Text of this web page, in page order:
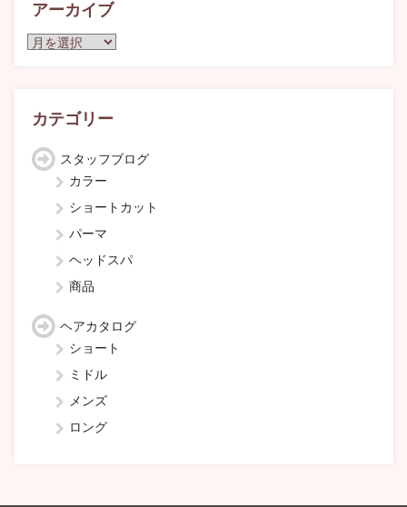
アーカイブ
ア
ブ
カテゴリー
スタッフブログ
カラー
ショートカット
パーマ
ヘッドスパ
商品
ヘアカタログ
ショート
ミドル
メンズ
ロング